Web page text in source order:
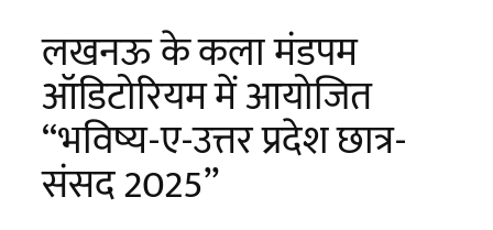
लखनऊ के कला मंडपम
ऑडिटोरियम में आयोजित
“भविष्य-ए-उत्तर प्रदेश छात्र-
संसद 2025”